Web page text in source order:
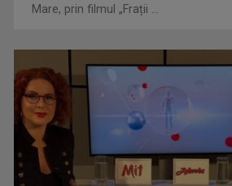
„România are uraniu, dar închide mine”
oameni, resurse și ...
Mare, prin filmul „Frații ...